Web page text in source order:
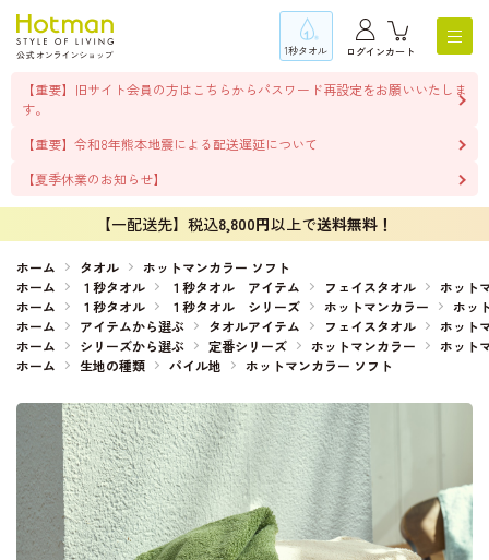
1秒タオル ログインカート
【重要】旧サイト会員の方はこちらからパスワード再設定をお願いいたしま
す。
【重要】令和8年熊本地震による配送遅延について
【夏季休業のお知らせ】
【一配送先】税込8,800円以上で送料無料！
ホーム タオル
ホットマンカラー ソフト
ホーム
１秒タオル １秒タオル アイテム フェイスタオル
ホット
ホーム
１秒タオル １秒タオル シリーズ ホットマンカラー
ホッ
ホーム
アイテムから選ぶ タオルアイテム フェイスタオル
ホット
ホーム
シリーズから選ぶ 定番シリーズ ホットマンカラー
ホット
ホーム
生地の種類 パイル地 ホットマンカラー ソフト